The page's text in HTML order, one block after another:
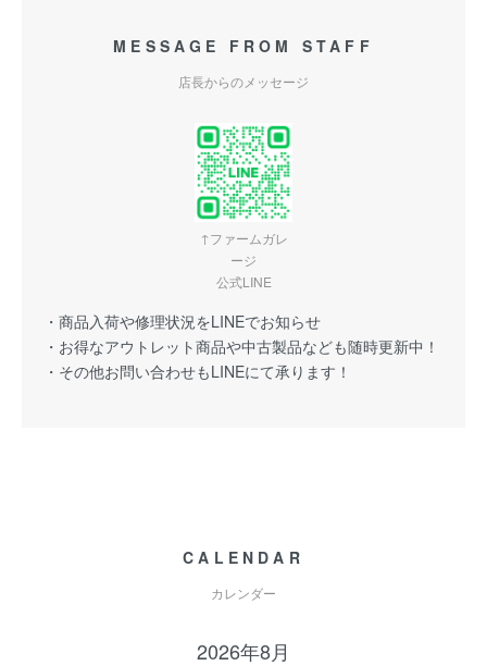
MESSAGE FROM STAFF
店長からのメッセージ
↑ファームガレ
ージ
公式LINE
・商品入荷や修理状況をLINEでお知らせ
・お得なアウトレット商品や中古製品なども随時更新中！
・その他お問い合わせもLINEにて承ります！
CALENDAR
カレンダー
2026年8月